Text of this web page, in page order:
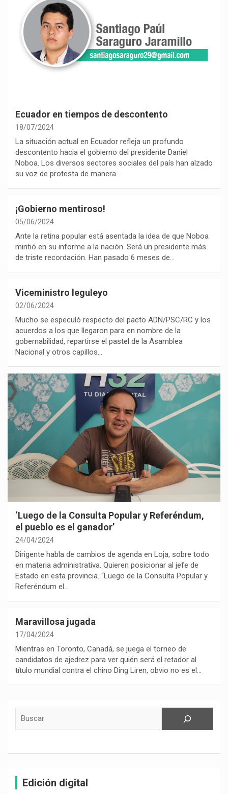
Ecuador en tiempos de descontento
18/07/2024
La situación actual en Ecuador refleja un profundo
descontento hacia el gobierno del presidente Daniel
Noboa. Los diversos sectores sociales del país han alzado
su voz de protesta de manera…
¡Gobierno mentiroso!
05/06/2024
Ante la retina popular está asentada la idea de que Noboa
mintió en su informe a la nación. Será un presidente más
de triste recordación. Han pasado 6 meses de…
Viceministro leguleyo
02/06/2024
Mucho se especuló respecto del pacto ADN/PSC/RC y los
acuerdos a los que llegaron para en nombre de la
gobernabilidad, repartirse el pastel de la Asamblea
Nacional y otros capillos…
‘Luego de la Consulta Popular y Referéndum,
el pueblo es el ganador’
24/04/2024
Dirigente habla de cambios de agenda en Loja, sobre todo
en materia administrativa. Quieren posicionar al jefe de
Estado en esta provincia. “Luego de la Consulta Popular y
Referéndum el…
Maravillosa jugada
17/04/2024
Mientras en Toronto, Canadá, se juega el torneo de
candidatos de ajedrez para ver quién será el retador al
título mundial contra el chino Ding Liren, obvio no es el…
Edición digital